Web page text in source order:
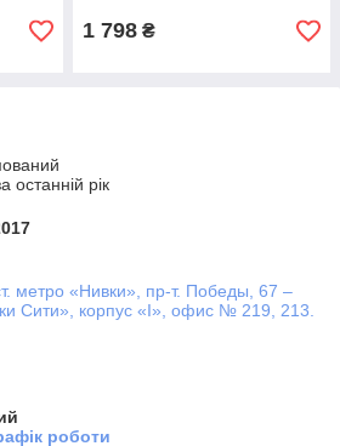
1 798 ₴
останній рік
метро «Нивки», пр-т. Победы, 67 –
Сити», корпус «I», офис № 219, 213.
роботи